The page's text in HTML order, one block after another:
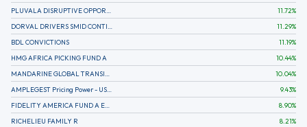
PLUVALA DISRUPTIVE OPPORTUNITIES
11.72%
DORVAL DRIVERS SMID CONTINENTAL EUROPE
11.29%
BDL CONVICTIONS
11.19%
HMG AFRICA PICKING FUND A
10.44%
MANDARINE GLOBAL TRANSITION R
10.04%
AMPLEGEST Pricing Power - US - AC
9.43%
FIDELITY AMERICA FUND A EUR (C)
8.90%
RICHELIEU FAMILY R
8.21%